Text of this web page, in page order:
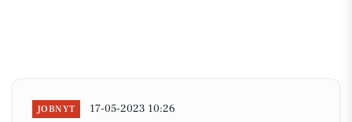
JOBNYT 17-05-2023 10:26